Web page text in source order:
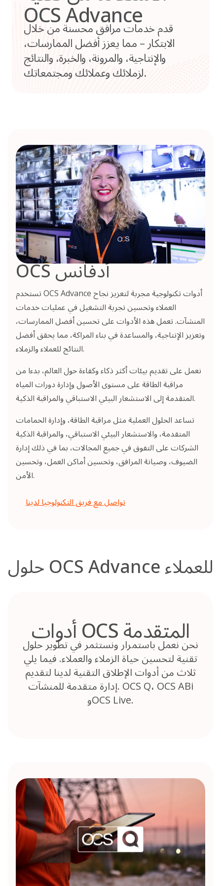
OCS Advance
قدم خدمات مرافق محسنة من خلال
الابتكار – مما يعزز أفضل الممارسات،
والإنتاجية، والمرونة، والخبرة، والنتائج
لزملائك وعملائك ومجتمعاتك.
OCS أدفانس
تستخدم OCS Advance أدوات تكنولوجية مجربة لتعزيز نجاح
العملاء وتحسين تجربة التشغيل في عمليات خدمات
المنشآت. تعمل هذه الأدوات على تحسين أفضل الممارسات،
وتعزيز الإنتاجية، والمساعدة في بناء المراكة، مما يحقق أفضل
النتائج للعملاء والزملاء.
نعمل على تقديم بيئات أكثر ذكاء وكفاءة حول العالم، بدءا من
مراقبة الطاقة على مستوى الأصول وإدارة دورات المياه
المتقدمة إلى الاستشعار البيئي الاستباقي والمراقبة الذكية.
تساعد الحلول العملية مثل مراقبة الطاقة، وإدارة الحمامات
المتقدمة، والاستشعار البيئي الاستباقي، والمراقبة الذكية
الشركات على التفوق في جميع المجالات، بما في ذلك إدارة
الضيوف، وصيانة المرافق، وتحسين أماكن العمل، وتحسين
الأمن.
تواصل مع فريق التكنولوجيا لدينا
حلول OCS Advance للعملاء
أدوات OCS المتقدمة
نحن نعمل باستمرار ونستثمر في تطوير حلول
تقنية لتحسين حياة الزملاء والعملاء. فيما يلي
ثلاث من أدوات الإطلاق التقنية لدينا لتقديم
إدارة متقدمة للمنشآت. OCS Q، OCS ABi
وOCS Live.